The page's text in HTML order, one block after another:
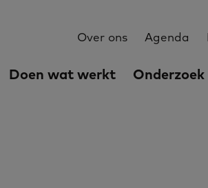
Utilities
Over ons Agenda
Doen wat werkt Onderzoek